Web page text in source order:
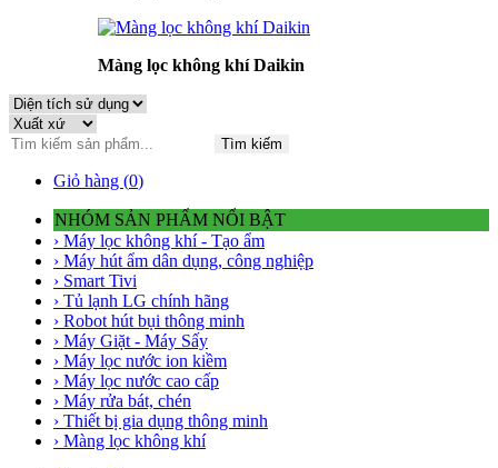
Màng lọc không khí Daikin
Tìm kiếm
Giỏ hàng (0)
NHÓM SẢN PHẨM NỔI BẬT
› Máy lọc không khí - Tạo ẩm
› Máy hút ẩm dân dụng, công nghiệp
› Smart Tivi
› Tủ lạnh LG chính hãng
› Robot hút bụi thông minh
› Máy Giặt - Máy Sấy
› Máy lọc nước ion kiềm
› Máy lọc nước cao cấp
› Máy rửa bát, chén
› Thiết bị gia dụng thông minh
› Màng lọc không khí